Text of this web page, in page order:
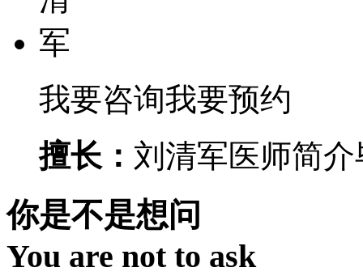
我要咨询我要预约
擅长： 刘清军医师简
你是不是想问
You are not to ask